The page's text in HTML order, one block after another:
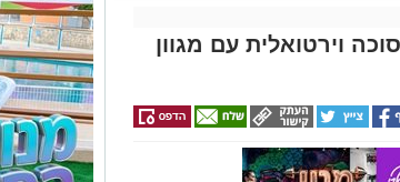
וירטואלית עם מגוון